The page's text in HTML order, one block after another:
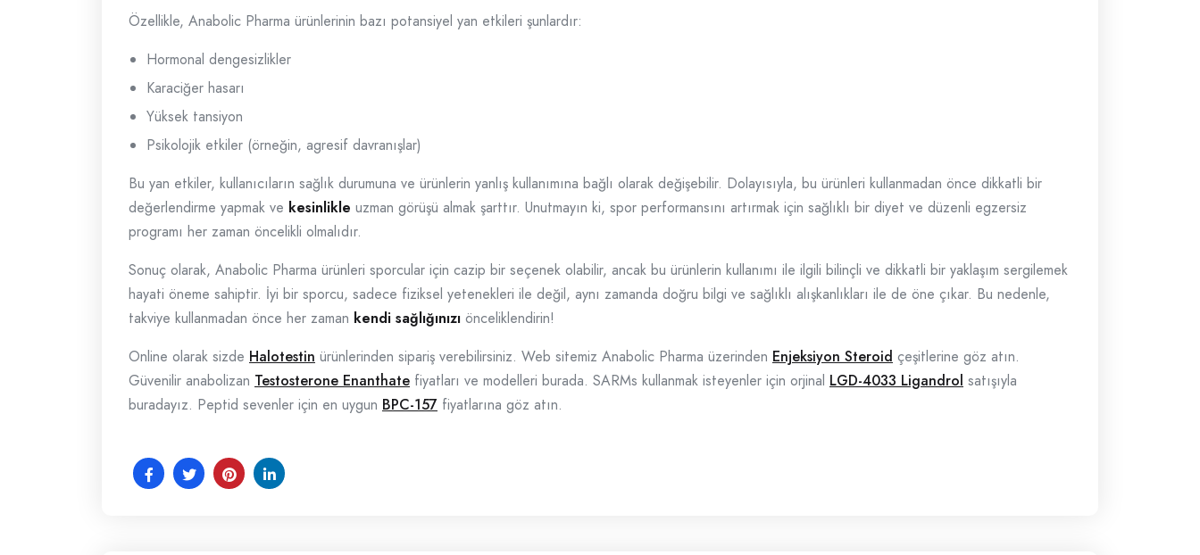
Özellikle, Anabolic Pharma ürünlerinin bazı potansiyel yan etkileri şunlardır:
Hormonal dengesizlikler
Karaciğer hasarı
Yüksek tansiyon
Psikolojik etkiler (örneğin, agresif davranışlar)
Bu yan etkiler, kullanıcıların sağlık durumuna ve ürünlerin yanlış kullanımına bağlı olarak değişebilir. Dolayısıyla, bu ürünleri kullanmadan önce dikkatli bir
değerlendirme yapmak ve kesinlikle uzman görüşü almak şarttır. Unutmayın ki, spor performansını artırmak için sağlıklı bir diyet ve düzenli egzersiz
programı her zaman öncelikli olmalıdır.
Sonuç olarak, Anabolic Pharma ürünleri sporcular için cazip bir seçenek olabilir, ancak bu ürünlerin kullanımı ile ilgili bilinçli ve dikkatli bir yaklaşım sergilemek
hayati öneme sahiptir. İyi bir sporcu, sadece fiziksel yetenekleri ile değil, aynı zamanda doğru bilgi ve sağlıklı alışkanlıkları ile de öne çıkar. Bu nedenle,
takviye kullanmadan önce her zaman kendi sağlığınızı önceliklendirin!
Online olarak sizde Halotestin ürünlerinden sipariş verebilirsiniz. Web sitemiz Anabolic Pharma üzerinden Enjeksiyon Steroid çeşitlerine göz atın.
Güvenilir anabolizan Testosterone Enanthate fiyatları ve modelleri burada. SARMs kullanmak isteyenler için orjinal LGD-4033 Ligandrol satışıyla
buradayız. Peptid sevenler için en uygun BPC-157 fiyatlarına göz atın.